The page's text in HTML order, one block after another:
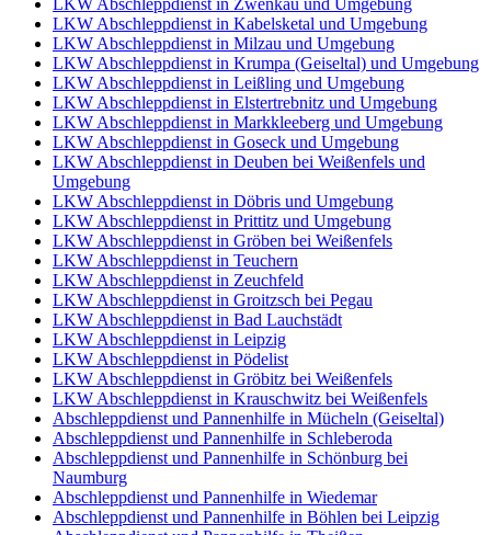
LKW Abschleppdienst in Zwenkau und Umgebung
LKW Abschleppdienst in Kabelsketal und Umgebung
LKW Abschleppdienst in Milzau und Umgebung
LKW Abschleppdienst in Krumpa (Geiseltal) und Umgebung
LKW Abschleppdienst in Leißling und Umgebung
LKW Abschleppdienst in Elstertrebnitz und Umgebung
LKW Abschleppdienst in Markkleeberg und Umgebung
LKW Abschleppdienst in Goseck und Umgebung
LKW Abschleppdienst in Deuben bei Weißenfels und
Umgebung
LKW Abschleppdienst in Döbris und Umgebung
LKW Abschleppdienst in Prittitz und Umgebung
LKW Abschleppdienst in Gröben bei Weißenfels
LKW Abschleppdienst in Teuchern
LKW Abschleppdienst in Zeuchfeld
LKW Abschleppdienst in Groitzsch bei Pegau
LKW Abschleppdienst in Bad Lauchstädt
LKW Abschleppdienst in Leipzig
LKW Abschleppdienst in Pödelist
LKW Abschleppdienst in Gröbitz bei Weißenfels
LKW Abschleppdienst in Krauschwitz bei Weißenfels
Abschleppdienst und Pannenhilfe in Mücheln (Geiseltal)
Abschleppdienst und Pannenhilfe in Schleberoda
Abschleppdienst und Pannenhilfe in Schönburg bei
Naumburg
Abschleppdienst und Pannenhilfe in Wiedemar
Abschleppdienst und Pannenhilfe in Böhlen bei Leipzig